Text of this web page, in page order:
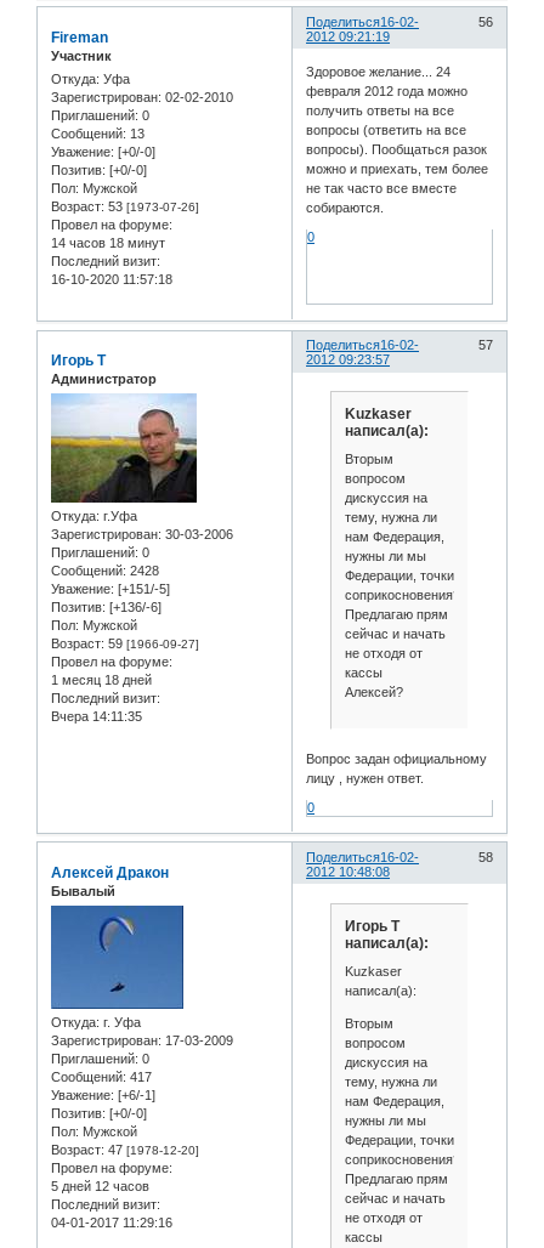
Поделиться 56
16-02-
2012 09:21:19
Fireman
Участник
Откуда: Уфа
Зарегистрирован: 02-02-2010
Приглашений: 0
Сообщений: 13
Уважение: [+0/-0]
Позитив: [+0/-0]
Пол: Мужской
Возраст: 53 [1973-07-26]
Провел на форуме:
14 часов 18 минут
Последний визит:
16-10-2020 11:57:18
Здоровое желание... 24
февраля 2012 года можно
получить ответы на все
вопросы (ответить на все
вопросы). Пообщаться разок
можно и приехать, тем более
не так часто все вместе
собираются.
0
Поделиться 57
16-02-
2012 09:23:57
Игорь Т
Администратор
Откуда: г.Уфа
Зарегистрирован: 30-03-2006
Приглашений: 0
Сообщений: 2428
Уважение: [+151/-5]
Позитив: [+136/-6]
Пол: Мужской
Возраст: 59 [1966-09-27]
Провел на форуме:
1 месяц 18 дней
Последний визит:
Вчера 14:11:35
Kuzkaser
написал(а):
Вторым
вопросом
дискуссия на
тему, нужна ли
нам Федерация,
нужны ли мы
Федерации, точки
соприкосновения?
Предлагаю прям
сейчас и начать
не отходя от
кассы
Алексей?
Вопрос задан официальному
лицу , нужен ответ.
0
Поделиться 58
16-02-
2012 10:48:08
Алексей Дракон
Бывалый
Откуда: г. Уфа
Зарегистрирован: 17-03-2009
Приглашений: 0
Сообщений: 417
Уважение: [+6/-1]
Позитив: [+0/-0]
Пол: Мужской
Возраст: 47 [1978-12-20]
Провел на форуме:
5 дней 12 часов
Последний визит:
04-01-2017 11:29:16
Игорь Т
написал(а):
Kuzkaser
написал(а):
Вторым
вопросом
дискуссия на
тему, нужна ли
нам Федерация,
нужны ли мы
Федерации, точки
соприкосновения?
Предлагаю прям
сейчас и начать
не отходя от
кассы